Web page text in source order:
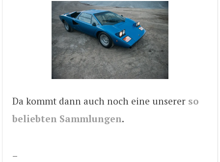
Da kommt dann auch noch eine unserer so
beliebten Sammlungen.
–